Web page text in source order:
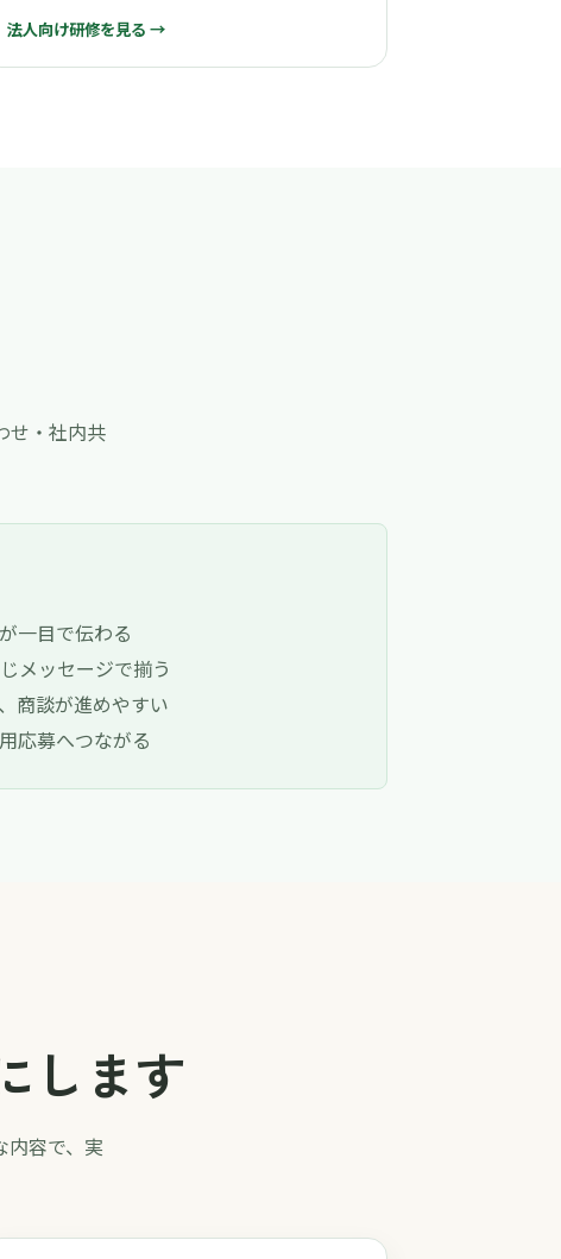
法人向け研修を見る →
せ・社内共
一目で伝わる
メッセージで揃う
商談が進めやすい
応募へつながる
します
内容で、実